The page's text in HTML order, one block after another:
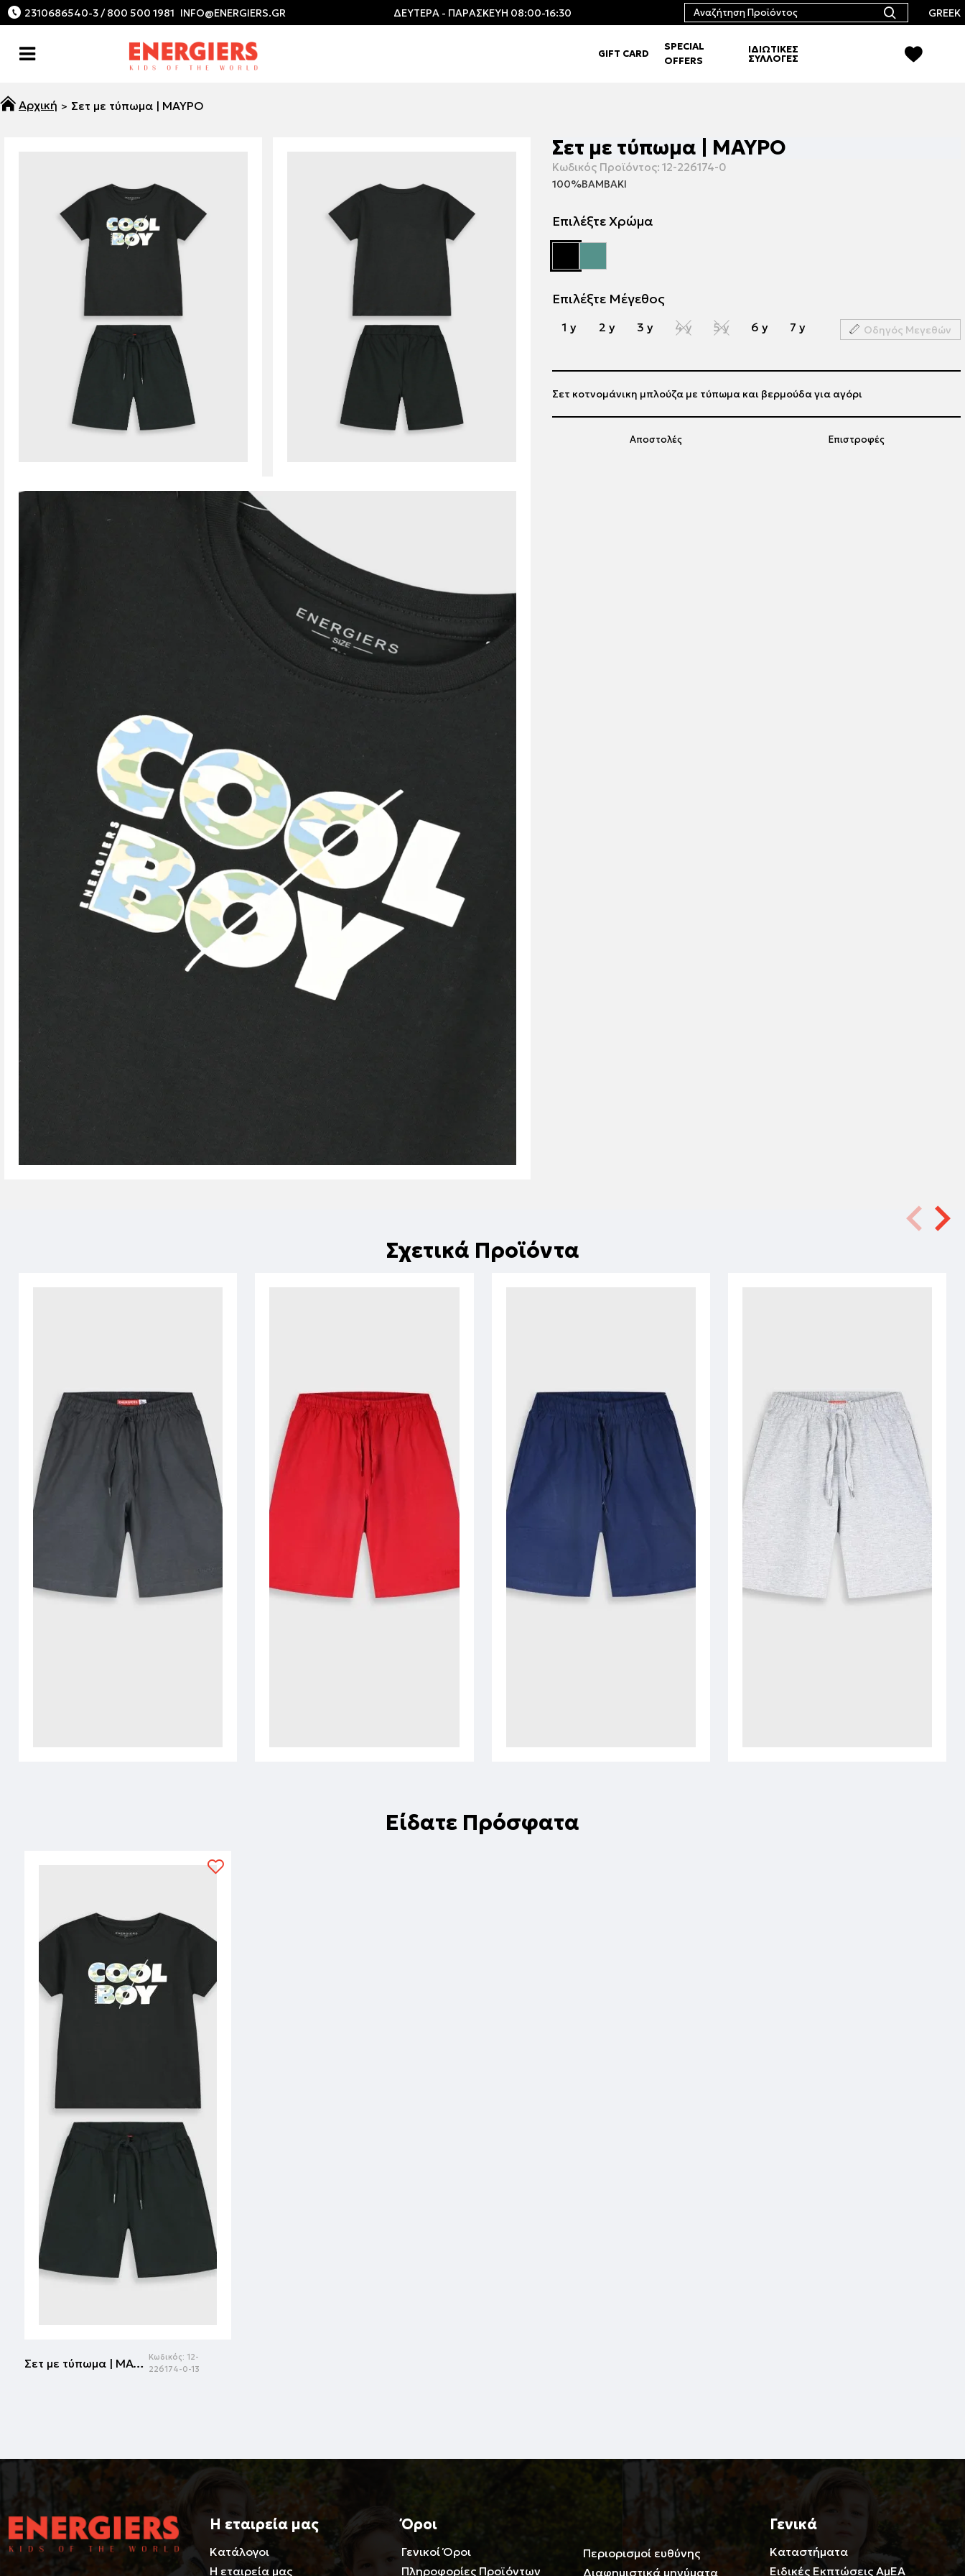
2310686540-3 / 800 500 1981 ΔΕΥΤΕΡΑ - ΠΑΡΑΣΚΕΥΗ 08:00-16:30 GREEK
GIFT CARD
SPECIAL
OFFERS
ΙΔΙΩΤΙΚΕΣ
ΣΥΛΛΟΓΕΣ
Σετ με τύπωμα | ΜΑΥΡΟ
Σετ με τύπωμα | ΜΑΥΡΟ
Κωδικός Προϊόντος: 12-226174-0
100%ΒΑΜΒΑΚΙ
Επιλέξτε Χρώμα
Επιλέξτε Μέγεθος
1 y 2 y 3 y 4 y 5 y 6 y 7 y Οδηγός Μεγεθών
Αποστολές Επιστροφές
Σετ κοτνομάνικη μπλούζα με τύπωμα και βερμούδα για αγόρι
Σχετικά Προϊόντα
Είδατε Πρόσφατα
Σετ με τύπωμα | ΜΑΥΡΟ Κωδικός: 12-
226174-0-13
Η εταιρεία μας
Κατάλογοι
Η εταιρεία μας
Όροι
Γενικοί Όροι
Πληροφορίες Προϊόντων
Περιορισμοί ευθύνης
Διαφημιστικά μηνύματα
Γενικά
Καταστήματα
Ειδικές Εκπτώσεις ΑμΕΑ